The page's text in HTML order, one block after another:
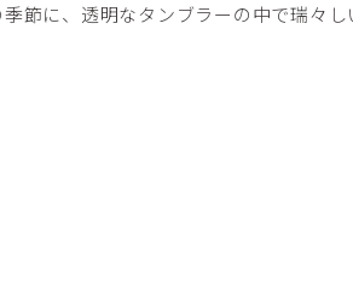
節に、透明なタンブラーの中で瑞々